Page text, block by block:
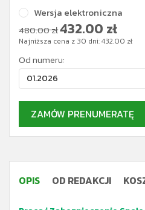
Wersja elektroniczna
480.00 zł432.00 zł
Najniższa cena z 30 dni:432.00 zł
Od numeru:
01.2026
ZAMÓW PRENUMERATĘ
OPIS OD REDAKCJI